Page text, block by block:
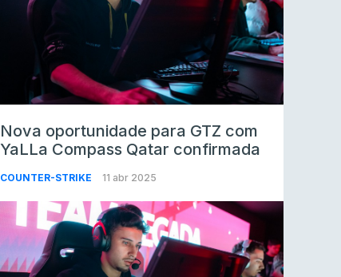
Nova oportunidade para GTZ com
YaLLa Compass Qatar confirmada
COUNTER-STRIKE 11 abr 2025